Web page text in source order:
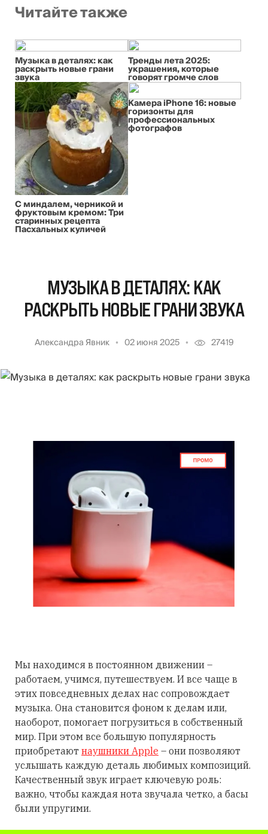
Читайте также
Музыка в деталях: как
раскрыть новые грани
звука
Тренды лета 2025:
украшения, которые
говорят громче слов
С миндалем, черникой и
фруктовым кремом: Три
старинных рецепта
Пасхальных куличей
Камера iPhone 16: новые
горизонты для
профессиональных
фотографов
МУЗЫКА В ДЕТАЛЯХ: КАК
РАСКРЫТЬ НОВЫЕ ГРАНИ ЗВУКА
Александра Явник 02 июня 2025 27419
Мы находимся в постоянном движении –
работаем, учимся, путешествуем. И все чаще в
этих повседневных делах нас сопровождает
музыка. Она становится фоном к делам или,
наоборот, помогает погрузиться в собственный
мир. При этом все большую популярность
приобретают наушники Apple – они позволяют
услышать каждую деталь любимых композиций.
Качественный звук играет ключевую роль:
важно, чтобы каждая нота звучала четко, а басы
были упругими.